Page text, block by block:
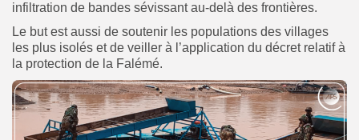
infiltration de bandes sévissant au-delà des frontières.
Le but est aussi de soutenir les populations des villages
les plus isolés et de veiller à l’application du décret relatif à
la protection de la Falémé.